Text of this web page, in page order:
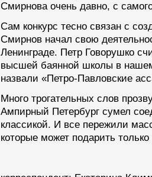
Смирнова очень давно, с
Сам конкурс тесно связан с
Смирнов начал свою
Ленинграде. Петр Говорушко
высшей баянной школы в
назвали «Петро-Павловские
Много трогательных слов
Ампирный Петербург сумел
классикой. И все пережили
которые может подарить